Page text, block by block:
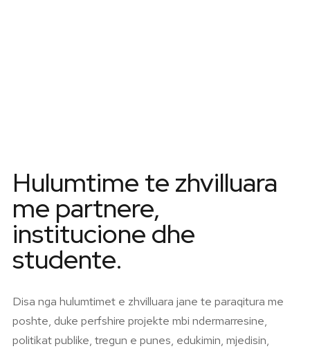
Hulumtime te zhvilluara
me partnere,
institucione dhe
studente.
Disa nga hulumtimet e zhvilluara jane te paraqitura me
poshte, duke perfshire projekte mbi ndermarresine,
politikat publike, tregun e punes, edukimin, mjedisin,